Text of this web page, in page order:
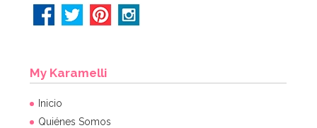
My Karamelli
Inicio
Quiénes Somos